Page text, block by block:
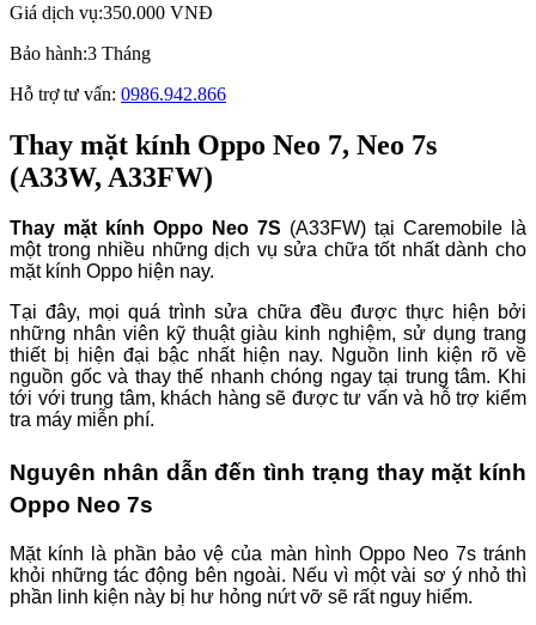
Giá dịch vụ:350.000 VNĐ
Bảo hành:3 Tháng
Hỗ trợ tư vấn: 0986.942.866
Thay mặt kính Oppo Neo 7, Neo 7s
(A33W, A33FW)
Thay mặt kính Oppo Neo 7S (A33FW) tại Caremobile là
một trong nhiều những dịch vụ sửa chữa tốt nhất dành cho
mặt kính Oppo hiện nay.
Tại đây, mọi quá trình sửa chữa đều được thực hiện bởi
những nhân viên kỹ thuật giàu kinh nghiệm, sử dụng trang
thiết bị hiện đại bậc nhất hiện nay. Nguồn linh kiện rõ về
nguồn gốc và thay thế nhanh chóng ngay tại trung tâm. Khi
tới với trung tâm, khách hàng sẽ được tư vấn và hỗ trợ kiểm
tra máy miễn phí.
Nguyên nhân dẫn đến tình trạng thay mặt kính
Oppo Neo 7s
Mặt kính là phần bảo vệ của màn hình Oppo Neo 7s tránh
khỏi những tác động bên ngoài. Nếu vì một vài sơ ý nhỏ thì
phần linh kiện này bị hư hỏng nứt vỡ sẽ rất nguy hiểm.